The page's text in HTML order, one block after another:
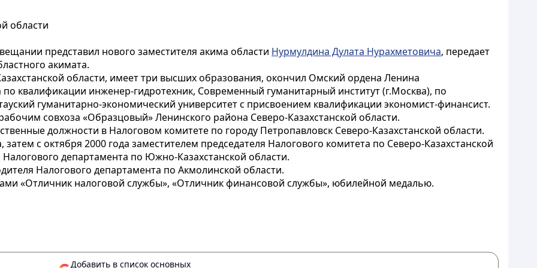
области
представил нового заместителя акима области Нурмулдина Дулата Нурахметовича, передает
акимата.
области, имеет три высших образования, окончил Омский ордена Ленина
квалификации инженер-гидротехник, Современный гуманитарный институт (г.Москва), по
гуманитарно-экономический университет с присвоением квалификации экономист-финансист.
совхоза «Образцовый» Ленинского района Северо-Казахстанской области.
должности в Налоговом комитете по городу Петропавловск Северо-Казахстанской области.
с октября 2000 года заместителем председателя Налогового комитета по Северо-Казахстанской
департамента по Южно-Казахстанской области.
Налогового департамента по Акмолинской области.
«Отличник налоговой службы», «Отличник финансовой службы», юбилейной медалью.
Добавить в список основных